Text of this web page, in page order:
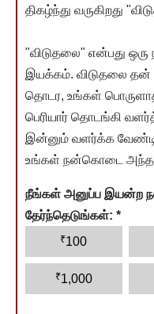
திகழ்ந்து வருகிறது
"விடுதலை" என்பது ஒரு
இயக்கம். விடுதலை
தொடர, உங்கள்
பெரியார் தொடங்கி
இன்னும் வளர்க்க
உங்கள் நன்கொடை அந்த
நீங்கள் அனுப்ப
தேர்ந்தெடுங்கள்: *
₹100
₹1,000